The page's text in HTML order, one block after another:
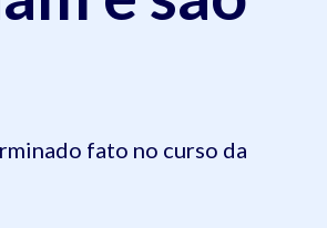
fato no curso da